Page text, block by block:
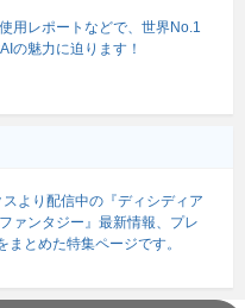
用レポートなどで、世界No.1
の魅力に迫ります！
より配信中の『ディシディア
ァンタジー』最新情報、プレ
まとめた特集ページです。